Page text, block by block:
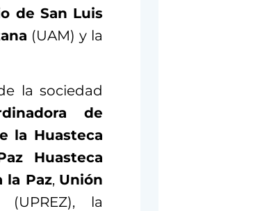
de San Luis
(UAM) y la
la sociedad
de
la Huasteca
Huasteca
la Paz, Unión
(UPREZ), la